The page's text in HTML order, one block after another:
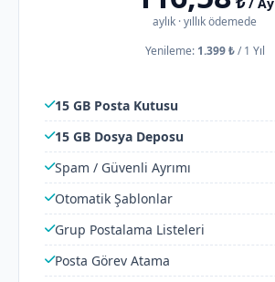
/ Ay
aylık · yıllık ödemede
Yenileme: 1.399 ₺/1 Yıl
15 GB Posta Kutusu
15 GB Dosya Deposu
Spam / Güvenli Ayrımı
Otomatik Şablonlar
Grup Postalama Listeleri
Posta Görev Atama